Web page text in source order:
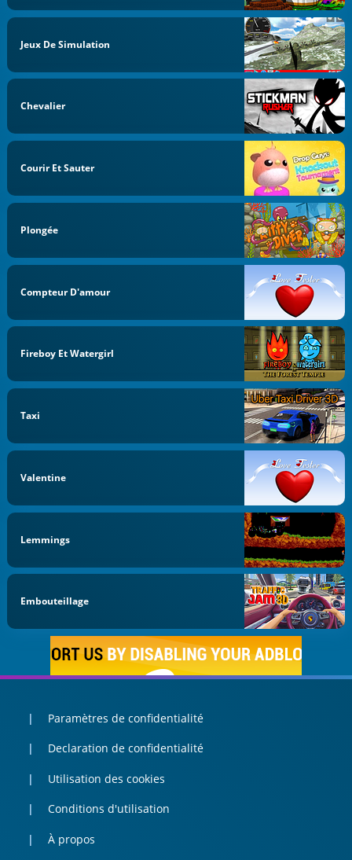
Jeux De Simulation
Chevalier
Courir Et Sauter
Plongée
Compteur D'amour
Fireboy Et Watergirl
Taxi
Valentine
Lemmings
Embouteillage
Paramètres de confidentialité
Declaration de confidentialité
Utilisation des cookies
Conditions d'utilisation
À propos